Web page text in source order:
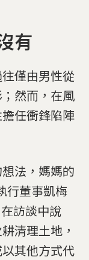
有
僅由男性從
然而，在風
任衝鋒陷陣
法，媽媽的
行董事凱梅
訪談中說
清理土地，
其他方式代